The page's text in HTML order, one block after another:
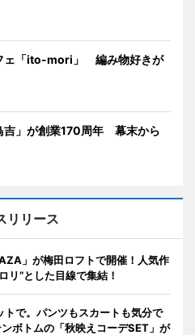
ェ「ito-mori」 編み物好きが
吉」が創業170周年 幕末から
リリース
」が梅田ロフトで開催！人気作
リ”とした目線で集結！
トで。パンツもスカートも気分で
ボトムの「秋映えコーデSET」が